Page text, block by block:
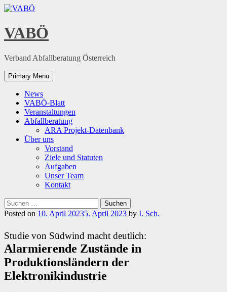
Skip
content
VABÖ
Verband Abfallberatung Österreich
Primary Menu
News
VABÖ-Blatt
Veranstaltungen
Abfallberatung
ARA Projekt-Datenbank
Über uns
Vorstand
Ziele und Statuten
Aufgaben
Unser Team
Kontakt
Suchen
nach:
Posted on 10. April 20235. April 2023 by I. Sch.
Studie von Südwind macht deutlich:
Alarmierende Zustände in
Produktionsländern der
Elektronikindustrie